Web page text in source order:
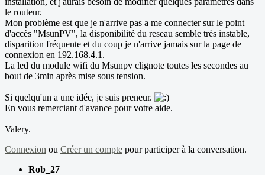
le routeur.
Mon problème est que je n'arrive pas a me connecter sur le point
d'accès "MsunPV", la disponibilité du reseau semble très instable,
disparition fréquente et du coup je n'arrive jamais sur la page de
connexion en 192.168.4.1.
La led du module wifi du Msunpv clignote toutes les secondes au
bout de 3min après mise sous tension.
Si quelqu'un a une idée, je suis preneur.
En vous remerciant d'avance pour votre aide.
Valery.
Connexion ou Créer un compte pour participer à la conversation.
Rob_27